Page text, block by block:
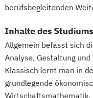
Grundlagen der
Grundlagen der
berufsbegleitenden
Inhalte des Studiums
Allgemein befasst sich
Analyse, Gestaltung
Klassisch lernt man in
grundlegende
Wirtschaftsmathematik,